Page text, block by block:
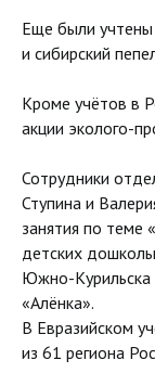
Еще были учтены
и сибирский
Кроме учётов в
акции эколого-
Сотрудники
Ступина и
занятия по теме
детских
Южно-Курильска
«Алёнка».
В Евразийском
из 61 региона